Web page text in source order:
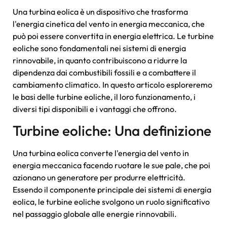
Una turbina eolica è un dispositivo che trasforma
l'energia cinetica del vento in energia meccanica, che
può poi essere convertita in energia elettrica. Le turbine
eoliche sono fondamentali nei sistemi di energia
rinnovabile, in quanto contribuiscono a ridurre la
dipendenza dai combustibili fossili e a combattere il
cambiamento climatico. In questo articolo esploreremo
le basi delle turbine eoliche, il loro funzionamento, i
diversi tipi disponibili e i vantaggi che offrono.
Turbine eoliche: Una definizione
Una turbina eolica converte l'energia del vento in
energia meccanica facendo ruotare le sue pale, che poi
azionano un generatore per produrre elettricità.
Essendo il componente principale dei sistemi di energia
eolica, le turbine eoliche svolgono un ruolo significativo
nel passaggio globale alle energie rinnovabili.